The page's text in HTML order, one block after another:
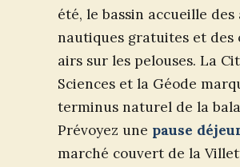
été, le bassin accueille
nautiques gratuites et des
airs sur les pelouses. La
Sciences et la Géode
terminus naturel de la
Prévoyez une pause
marché couvert de la